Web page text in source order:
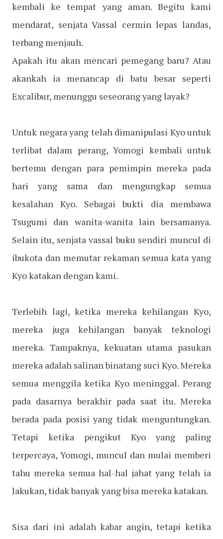
kembali ke tempat yang aman. Begitu kami
mendarat, senjata Vassal cermin lepas landas,
terbang menjauh.
Apakah itu akan mencari pemegang baru? Atau
akankah ia menancap di batu besar seperti
Excalibur, menunggu seseorang yang layak?
Untuk negara yang telah dimanipulasi Kyo untuk
terlibat dalam perang, Yomogi kembali untuk
bertemu dengan para pemimpin mereka pada
hari yang sama dan mengungkap semua
kesalahan Kyo. Sebagai bukti dia membawa
Tsugumi dan wanita-wanita lain bersamanya.
Selain itu, senjata vassal buku sendiri muncul di
ibukota dan memutar rekaman semua kata yang
Kyo katakan dengan kami.
Terlebih lagi, ketika mereka kehilangan Kyo,
mereka juga kehilangan banyak teknologi
mereka. Tampaknya, kekuatan utama pasukan
mereka adalah salinan binatang suci Kyo. Mereka
semua menggila ketika Kyo meninggal. Perang
pada dasarnya berakhir pada saat itu. Mereka
berada pada posisi yang tidak menguntungkan.
Tetapi ketika pengikut Kyo yang paling
terpercaya, Yomogi, muncul dan mulai memberi
tahu mereka semua hal-hal jahat yang telah ia
lakukan, tidak banyak yang bisa mereka katakan.
Sisa dari ini adalah kabar angin, tetapi ketika